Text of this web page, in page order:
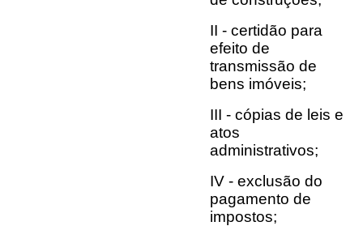
II - certidão para
efeito de
transmissão de
bens imóveis;
III - cópias de leis e
atos
administrativos;
IV - exclusão do
pagamento de
impostos;